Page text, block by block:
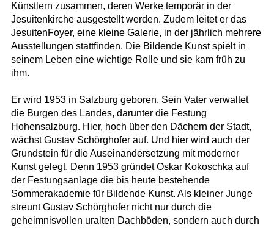
Künstlern zusammen, deren Werke temporär in der
Jesuitenkirche ausgestellt werden. Zudem leitet er das
JesuitenFoyer, eine kleine Galerie, in der jährlich mehrere
Ausstellungen stattfinden. Die Bildende Kunst spielt in
seinem Leben eine wichtige Rolle und sie kam früh zu
ihm.
Er wird 1953 in Salzburg geboren. Sein Vater verwaltet
die Burgen des Landes, darunter die Festung
Hohensalzburg. Hier, hoch über den Dächern der Stadt,
wächst Gustav Schörghofer auf. Und hier wird auch der
Grundstein für die Auseinandersetzung mit moderner
Kunst gelegt. Denn 1953 gründet Oskar Kokoschka auf
der Festungsanlage die bis heute bestehende
Sommerakademie für Bildende Kunst. Als kleiner Junge
streunt Gustav Schörghofer nicht nur durch die
geheimnisvollen uralten Dachböden, sondern auch durch